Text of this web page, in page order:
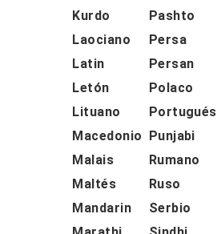
Kurdo
Laociano
Latin
Letón
Lituano
Macedonio
Malais
Maltés
Mandarin
Pashto
Persa
Persan
Polaco
Portugués
Punjabi
Rumano
Ruso
Serbio